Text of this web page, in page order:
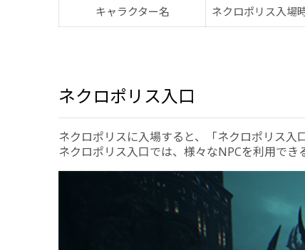
キャラクター名 ネクロポリス入場
ネクロポリス入口
ネクロポリスに入場すると、「ネクロポリス入
ネクロポリス入口では、様々なNPCを利用でき